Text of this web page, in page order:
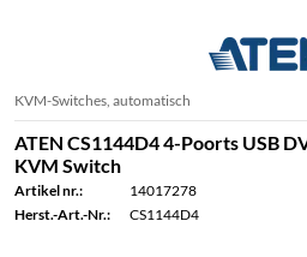
KVM-Switches, automatisch
ATEN CS1144D4 4-Poorts USB
KVM Switch
Artikel nr.:
14017278
Herst.-Art.-Nr.:
CS1144D4